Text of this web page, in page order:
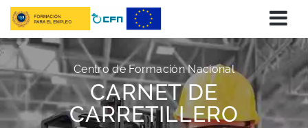
Centro de Formación Nacional
CARNET DE
CARRETILLERO